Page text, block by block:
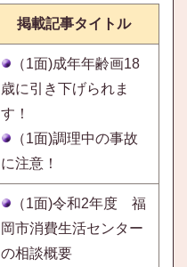
掲載記事タイトル
（1面)成年年齢画18
歳に引き下げられま
す！
（1面)調理中の事故
に注意！
（1面)令和2年度 福
岡市消費生活センター
の相談概要